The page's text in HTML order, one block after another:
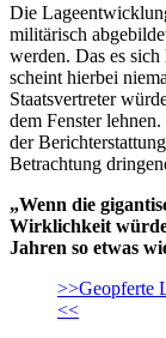
Die
militärisch
werden. Das es
scheint hierbei
Staatsvertreter
dem Fenster
der
Betrachtung
„Wenn die
Wirklichkeit
Jahren so etwas
>>Geopferte
<<